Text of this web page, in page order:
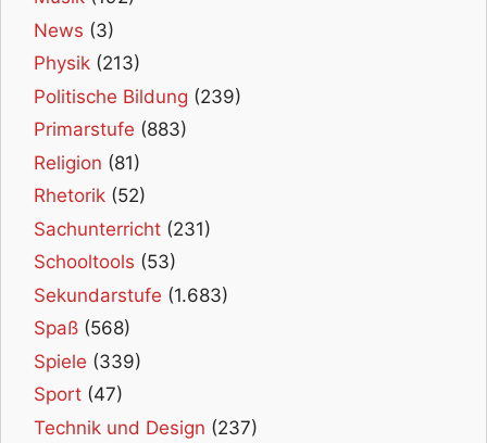
News (3)
Physik (213)
Politische Bildung (239)
Primarstufe (883)
Religion (81)
Rhetorik (52)
Sachunterricht (231)
Schooltools (53)
Sekundarstufe (1.683)
Spaß (568)
Spiele (339)
Sport (47)
Technik und Design (237)